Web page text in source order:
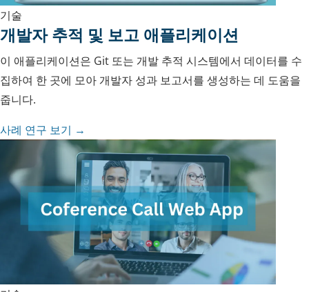
기술
개발자 추적 및 보고 애플리케이션
이 애플리케이션은 Git 또는 개발 추적 시스템에서 데이터를 수
집하여 한 곳에 모아 개발자 성과 보고서를 생성하는 데 도움을
줍니다.
사례 연구 보기 →